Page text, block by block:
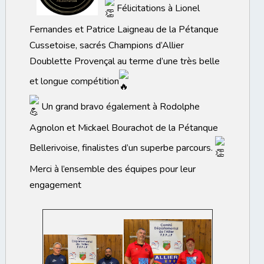
Tirage et Liste des inscrits - Triplette Provençal
Félicitations à Lionel
Fernandes et Patrice Laigneau de la Pétanque
Cussetoise, sacrés Champions d’Allier
Doublette Provençal au terme d’une très belle
et longue compétition
Un grand bravo également à Rodolphe
Agnolon et Mickael Bourachot de la Pétanque
Bellerivoise, finalistes d’un superbe parcours.
Merci à l’ensemble des équipes pour leur
engagement